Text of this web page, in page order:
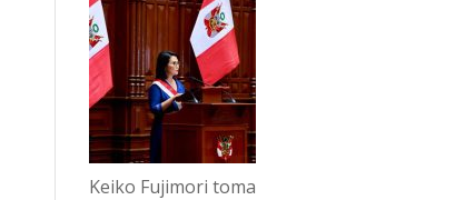
Keiko Fujimori toma